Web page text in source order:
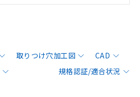
取りつけ穴加工図
CAD
規格認証/適合状況